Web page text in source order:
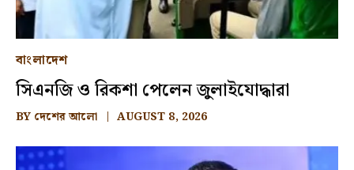
বাংলাদেশ
সিএনজি ও রিকশা পেলেন জুলাইযোদ্ধারা
BY দেশের আলো AUGUST 8, 2026